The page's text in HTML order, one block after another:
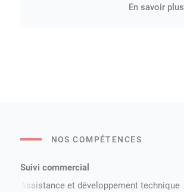
En savoir plus
NOS COMPÉTENCES
Suivi commercial
Assistance et développement technique